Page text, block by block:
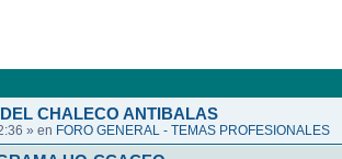
CHALECO ANTIBALAS
» en FORO GENERAL - TEMAS PROFESIONALES